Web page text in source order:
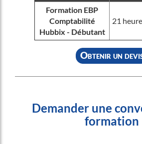
Formation EBP
Comptabilité
Hubbix - Débutant
21
Obtenir un
Demander une
formation